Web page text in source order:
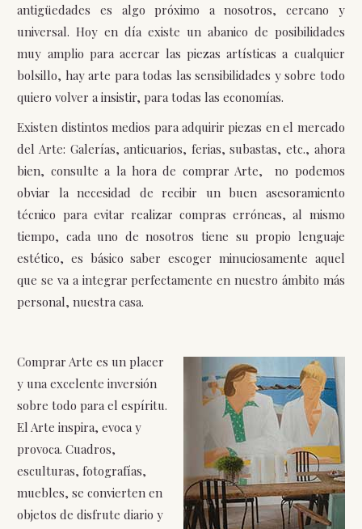
antigüedades es algo próximo a nosotros, cercano y
universal. Hoy en día existe un abanico de posibilidades
muy amplio para acercar las piezas artísticas a cualquier
bolsillo, hay arte para todas las sensibilidades y sobre todo
quiero volver a insistir, para todas las economías.
Existen distintos medios para adquirir piezas en el mercado
del Arte: Galerías, anticuarios, ferias, subastas, etc., ahora
bien, consulte a la hora de comprar Arte, no podemos
obviar la necesidad de recibir un buen asesoramiento
técnico para evitar realizar compras erróneas, al mismo
tiempo, cada uno de nosotros tiene su propio lenguaje
estético, es básico saber escoger minuciosamente aquel
que se va a integrar perfectamente en nuestro ámbito más
personal, nuestra casa.
Comprar Arte es un placer
y una excelente inversión
sobre todo para el espíritu.
El Arte inspira, evoca y
provoca. Cuadros,
esculturas, fotografías,
muebles, se convierten en
objetos de disfrute diario y